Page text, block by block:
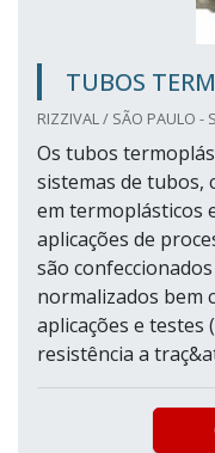
TUBOS
RIZZIVAL / SÃO PAULO -
Os tubos
sistemas de tubos,
em termoplásticos
aplicações de
são
normalizados bem
aplicações e
resistência a